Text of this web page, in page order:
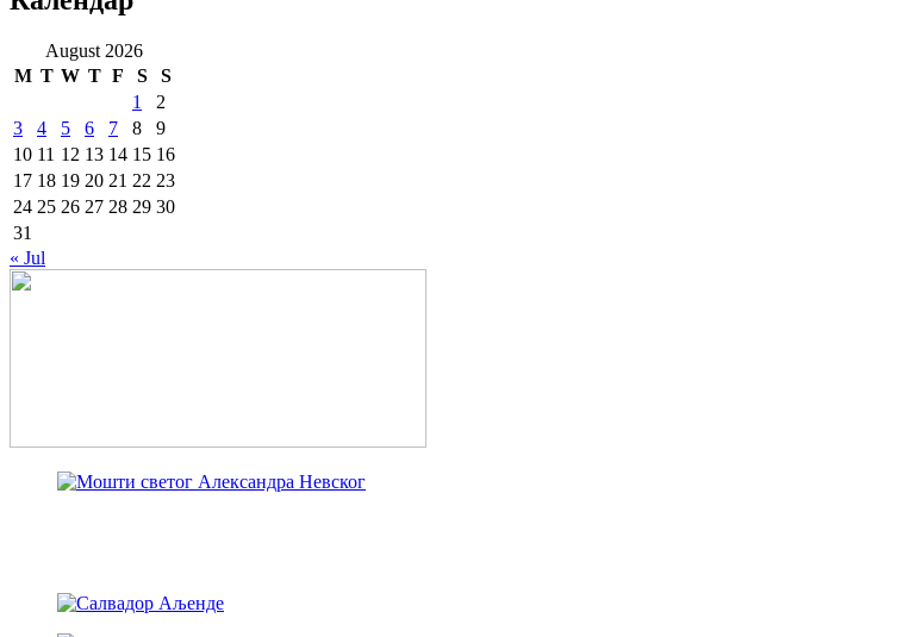
August 2026
M T W T F S
S
1
2
3
4 5 6 7 8
9
10 11 12 13 14 15 16
17 18 19 20 21 22 23
24 25 26 27 28 29 30
31
« Jul